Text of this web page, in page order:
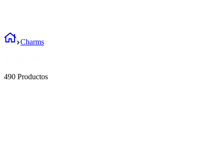
Charms
490 Productos